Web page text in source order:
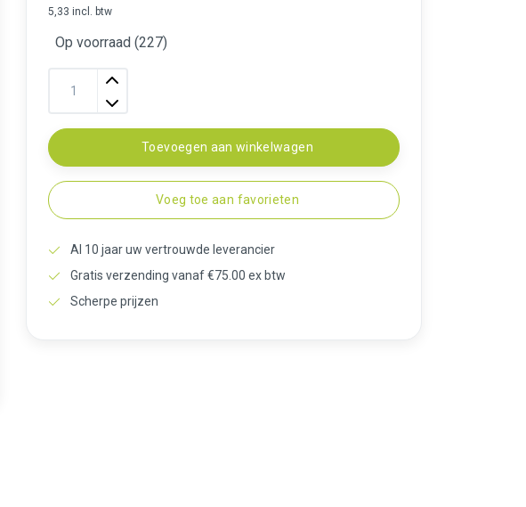
5,33 incl. btw
Op voorraad (227)
Toevoegen aan winkelwagen
Voeg toe aan favorieten
Al 10 jaar uw vertrouwde leverancier
Gratis verzending vanaf €75.00 ex btw
Scherpe prijzen